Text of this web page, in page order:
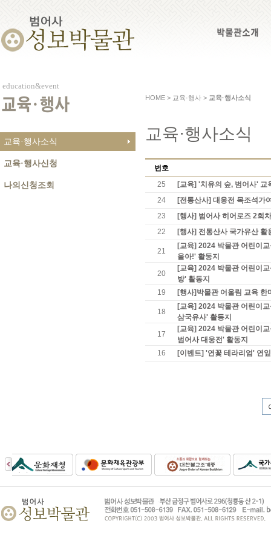
박물관소개
education&event
교육·행사
교육·행사소식
교육·행사신청
나의신청조회
HOME > 교육·행사 > 교육·행사소식
교육·행사소식
번호
25
[교육] '치유의 숲, 범어사' 교
24
[전통산사] 대웅전 목조석가
23
[행사] 범어사 히어로즈 2회
22
[행사] 전통산사 국가유산 활
21
[교육] 2024 박물관 어린이
울아!' 활동지
20
[교육] 2024 박물관 어린이
방' 활동지
19
[행사]박물관 어울림 교육 한
18
[교육] 2024 박물관 어린이
삼국유사' 활동지
17
[교육] 2024 박물관 어린이
범어사 대웅전' 활동지
16
[이벤트] '연꽃 테라리엄' 연